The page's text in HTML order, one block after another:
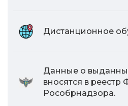
Дистанционное
Данные о
вносятся в
Рособрнадзора.